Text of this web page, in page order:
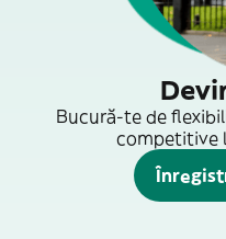
Bucură-te de
competitive